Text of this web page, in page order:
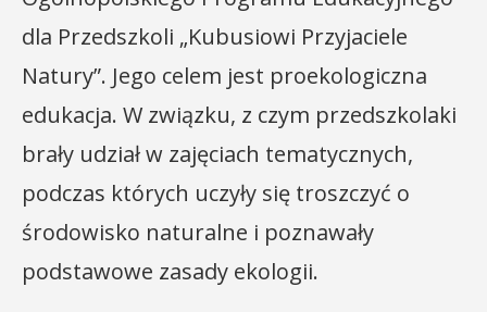
dla Przedszkoli „Kubusiowi Przyjaciele
Natury”. Jego celem jest proekologiczna
edukacja. W związku, z czym przedszkolaki
brały udział w zajęciach tematycznych,
podczas których uczyły się troszczyć o
środowisko naturalne i poznawały
podstawowe zasady ekologii.